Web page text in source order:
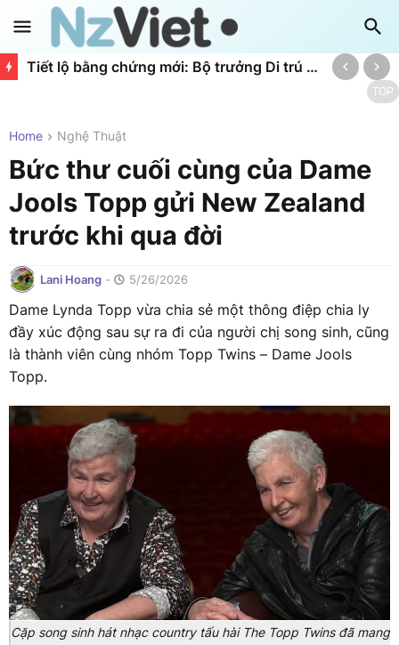
Tiết lộ bằng chứng mới: Bộ trưởng Di trú bị "qua mặt" trong dự án đội vốn 40 triệu NZD
TOP
Home Nghệ Thuật
Bức thư cuối cùng của Dame
Jools Topp gửi New Zealand
trước khi qua đời
Lani Hoang - 5/26/2026
Dame Lynda Topp vừa chia sẻ một thông điệp chia ly
đầy xúc động sau sự ra đi của người chị song sinh, cũng
là thành viên cùng nhóm Topp Twins – Dame Jools
Topp.
Cặp song sinh hát nhạc country tấu hài The Topp Twins đã mang